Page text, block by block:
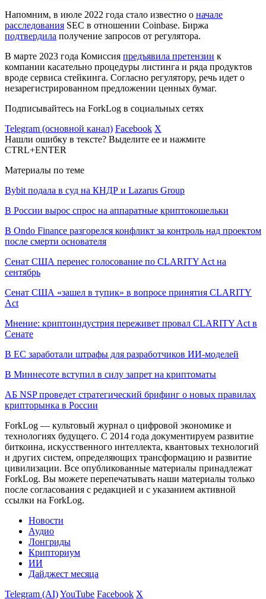
Напомним, в июле 2022 года стало известно о начале
расследования SEC в отношении Coinbase. Биржа
подтвердила получение запросов от регулятора.
В марте 2023 года Комиссия предъявила претензии к
компании касательно процедуры листинга и ряда продуктов
вроде сервиса стейкинга. Согласно регулятору, речь идет о
незарегистрированном предложении ценных бумаг.
Подписывайтесь на ForkLog в социальных сетях
Telegram (основной канал) Facebook X
Нашли ошибку в тексте? Выделите ее и нажмите
CTRL+ENTER
Материалы по теме
Bybit подала в суд на КНДР и Lazarus Group
В России вырос спрос на аппаратные криптокошельки
В Ondo Finance разгорелся конфликт за контроль над проектом
после смерти основателя
Сенат США перенес голосование по CLARITY Act на
сентябрь
Сенат США «зашел в тупик» в вопросе принятия CLARITY
Act
Мнение: криптоиндустрия переживет провал CLARITY Act в
Сенате
В ЕС заработали штрафы для разработчиков ИИ-моделей
В Миннесоте вступил в силу запрет на криптоматы
АБ NSP проведет стратегический брифинг о новых правилах
крипторынка в России
ForkLog — культовый журнал о цифровой экономике и
технологиях будущего. С 2014 года документируем развитие
биткоина, искусственного интеллекта, квантовых технологий
и других систем, определяющих трансформацию и развитие
цивилизации. Все опубликованные материалы принадлежат
ForkLog. Вы можете перепечатывать наши материалы только
после согласования с редакцией и с указанием активной
ссылки на ForkLog.
Новости
Аудио
Лонгриды
Крипториум
ИИ
Дайджест месяца
Telegram (AI)YouTube Facebook X